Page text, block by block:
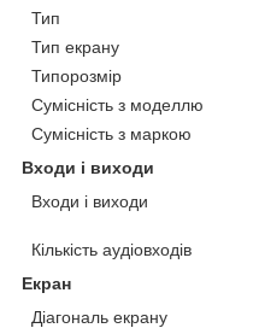
Тип
Тип екрану
Типорозмір
Сумісність з моделлю
Сумісність з маркою
Входи і виходи
Входи і виходи
Кількість аудіовходів
Екран
Діагональ екрану